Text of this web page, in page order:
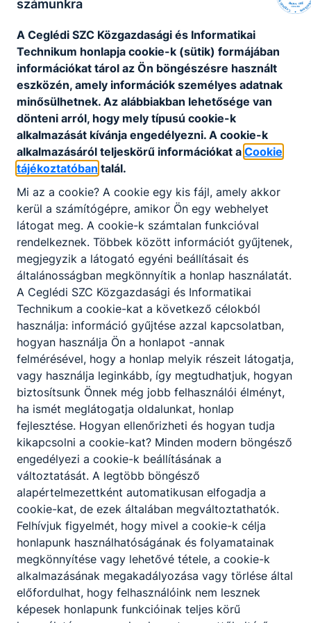
Szervezeti és Működési
Szabályzat
SZMSZ-2025
Partnereink
számunkra
A Ceglédi SZC Közgazdasági és Informatikai
Technikum honlapja cookie-k (sütik) formájában
információkat tárol az Ön böngészésre használt
eszközén, amely információk személyes adatnak
minősülhetnek. Az alábbiakban lehetősége van
dönteni arról, hogy mely típusú cookie-k
alkalmazását kívánja engedélyezni. A cookie-k
alkalmazásáról teljeskörű információkat a Cookie
tájékoztatóban talál.
Mi az a cookie? A cookie egy kis fájl, amely akkor
kerül a számítógépre, amikor Ön egy webhelyet
látogat meg. A cookie-k számtalan funkcióval
rendelkeznek. Többek között információt gyűjtenek,
megjegyzik a látogató egyéni beállításait és
általánosságban megkönnyítik a honlap használatát.
A Ceglédi SZC Közgazdasági és Informatikai
Technikum a cookie-kat a következő célokból
használja: információ gyűjtése azzal kapcsolatban,
hogyan használja Ön a honlapot -annak
felmérésével, hogy a honlap melyik részeit látogatja,
vagy használja leginkább, így megtudhatjuk, hogyan
biztosítsunk Önnek még jobb felhasználói élményt,
ha ismét meglátogatja oldalunkat, honlap
fejlesztése. Hogyan ellenőrizheti és hogyan tudja
kikapcsolni a cookie-kat? Minden modern böngésző
engedélyezi a cookie-k beállításának a
változtatását. A legtöbb böngésző
alapértelmezettként automatikusan elfogadja a
cookie-kat, de ezek általában megváltoztathatók.
Felhívjuk figyelmét, hogy mivel a cookie-k célja
honlapunk használhatóságának és folyamatainak
megkönnyítése vagy lehetővé tétele, a cookie-k
alkalmazásának megakadályozása vagy törlése által
előfordulhat, hogy felhasználóink nem lesznek
képesek honlapunk funkcióinak teljes körű